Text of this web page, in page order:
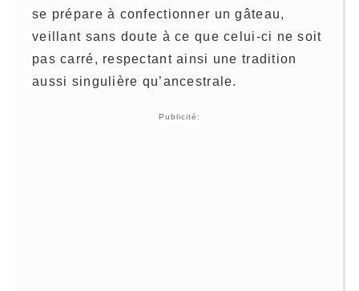
se prépare à confectionner un gâteau,
veillant sans doute à ce que celui-ci ne soit
pas carré, respectant ainsi une tradition
aussi singulière qu’ancestrale.
Publicité: